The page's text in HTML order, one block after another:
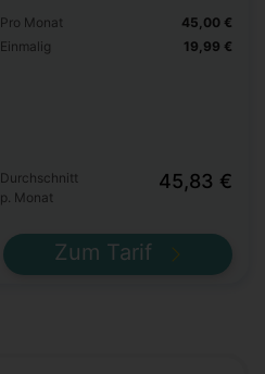
Pro Monat
Einmalig
45,00 €
19,99 €
Durchschnitt
p. Monat
45,83 €
Zum Tarif